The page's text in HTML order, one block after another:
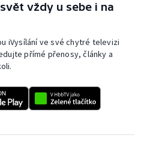
vždy u sebe i na
iVysílání ve své chytré televizi
přímé přenosy, články a